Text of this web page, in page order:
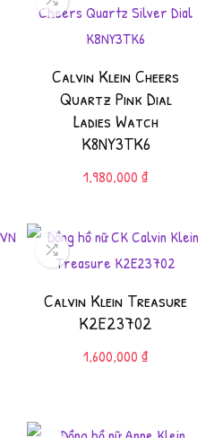
Calvin Klein Cheers
Quartz Pink Dial
Ladies Watch
K8NY3TK6
1,980,000₫
Calvin Klein Treasure
K2E23702
1,600,000₫